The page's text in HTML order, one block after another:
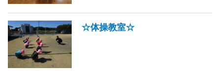
☆体操教室☆